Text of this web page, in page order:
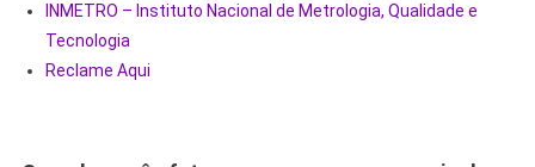
INMETRO – Instituto Nacional de Metrologia, Qualidade e
Tecnologia
Reclame Aqui